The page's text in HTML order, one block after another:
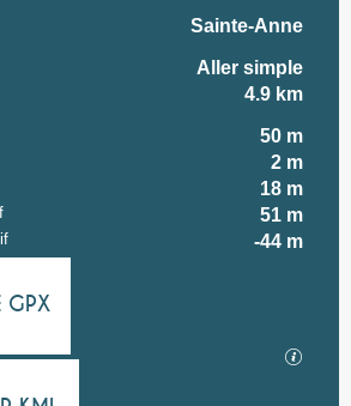
Sainte-Anne
Aller simple
4.9 km
50 m
2 m
18 m
51 m
-44 m
GPX